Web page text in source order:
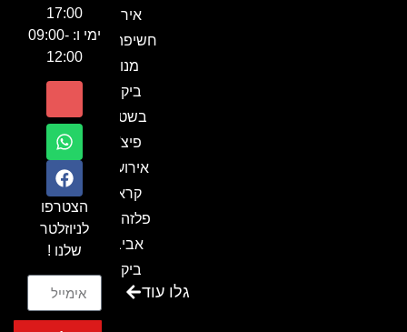
אירוע
חשיפה- זיו
מנור
ביקור
בשטח-
פיצ'ר
אירועים
קראון
פלזה תל
אביב-
ביקור
בכנסגלו עוד
17:00
ימי ו: 09:00-
12:00
הצטרפו
לניוזלטר
שלנו !